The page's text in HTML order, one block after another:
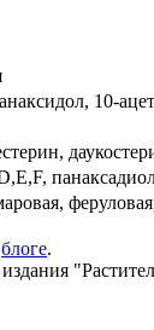
10-
блоге.